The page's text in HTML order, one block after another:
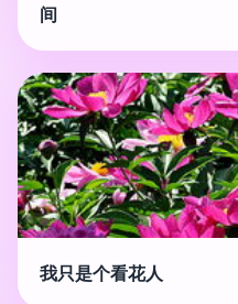
间
我只是个看花人